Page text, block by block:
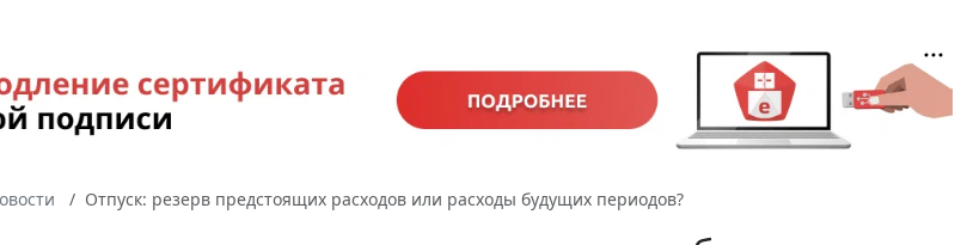
Отпуск: резерв предстоящих расходов или расходы будущих периодов?